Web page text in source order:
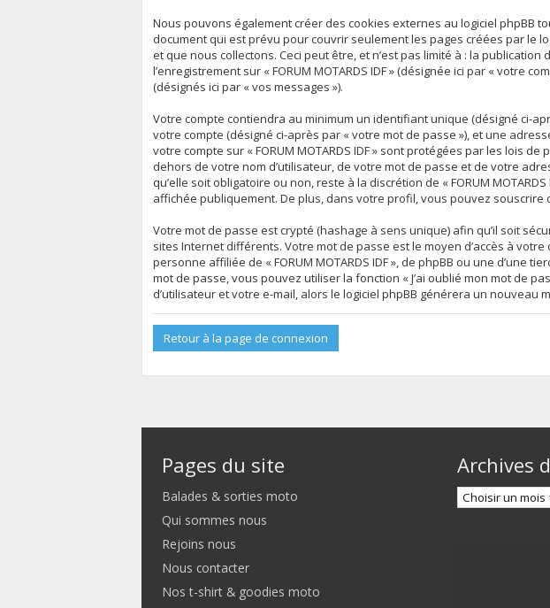
Nous pouvons également créer des cookies externes au logiciel phpBB
document qui est prévu pour couvrir seulement les pages créées par le
et que nous collectons. Ceci peut être, et n’est pas limité à : la
l’enregistrement sur « FORUM MOTARDS IDF » (désignée ici par « votre
(désignés ici par « vos messages »).
Votre compte contiendra au minimum un identifiant unique (désigné ci-
votre compte (désigné ci-après par « votre mot de passe »), et une
votre compte sur « FORUM MOTARDS IDF » sont protégées par les lois
dehors de votre nom d’utilisateur, de votre mot de passe et de votre
qu’elle soit obligatoire ou non, reste à la discrétion de « FORUM
affichée publiquement. De plus, dans votre profil, vous pouvez souscrire
Votre mot de passe est crypté (hashage à sens unique) afin qu’il soit
sites Internet différents. Votre mot de passe est le moyen d’accès à votre
personne affiliée de « FORUM MOTARDS IDF », de phpBB ou une
mot de passe, vous pouvez utiliser la fonction « J’ai oublié mon mot de
d’utilisateur et votre e-mail, alors le logiciel phpBB générera un
Retour à la page de connexion
Pages du site
Balades & sorties moto
Qui sommes nous
Rejoins nous
Nous contacter
Nos t-shirt & goodies moto
Archives